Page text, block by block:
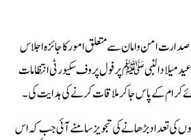
صدارت امن وامان سے متعلق امور کا جائزہ اجلاس
میلادالنبیﷺ پرفول پروف سکیورٹی انتظامات
کرام کے پاس جاکر ملاقات کرنے کی ہدایت کی۔
کی تعداد بڑھانے کی تجویز سامنے آئی جب کہ اس